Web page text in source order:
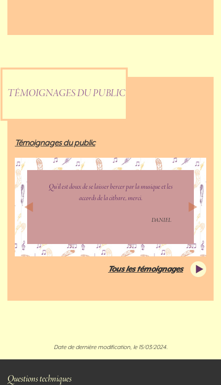
TÉMOIGNAGES DU PUBLIC
Témoignages du public
Qu'il est doux de se laisser bercer par la musique et les
accords de la cithare, merci.
DANIEL
Previous Next
Tous les témoignages
Date de dernière modification, le 15/03/2024.
Questions techniques